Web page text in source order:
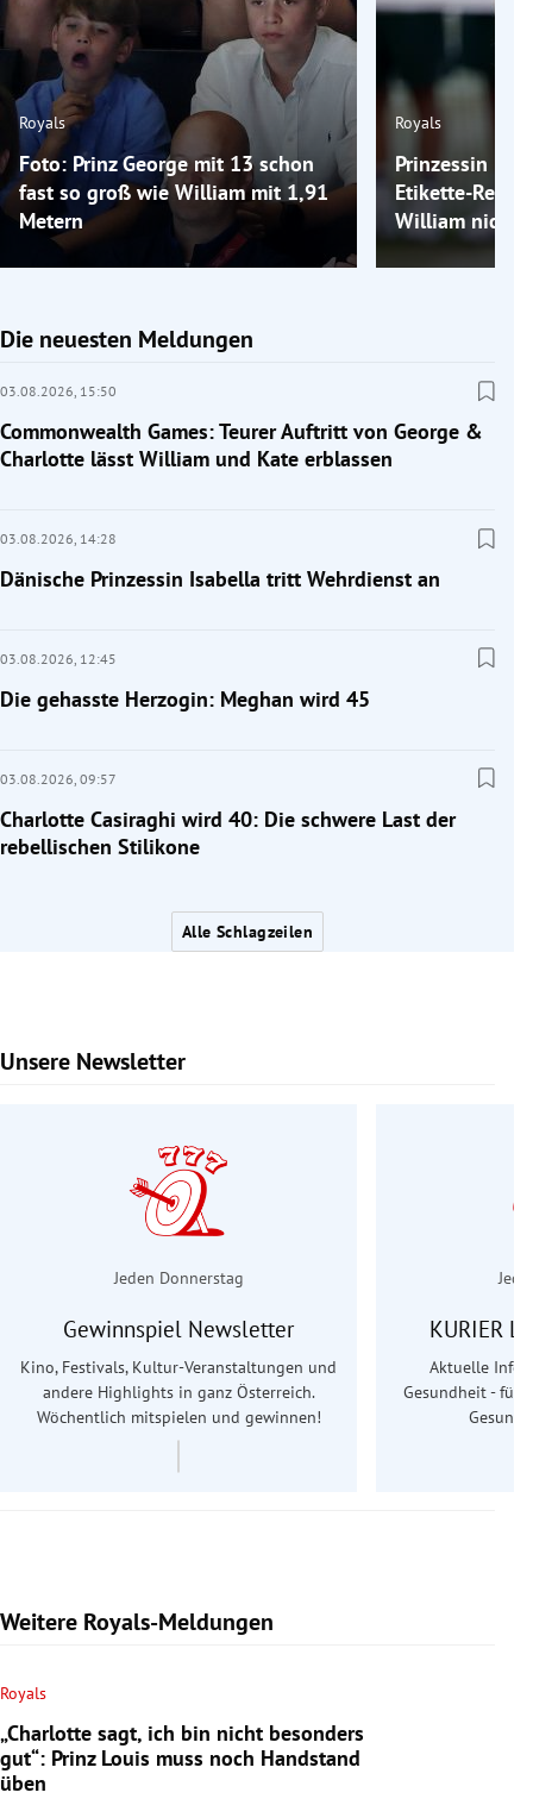
Royals
Foto: Prinz George mit 13 schon
fast so groß wie William mit 1,91
Metern
Royals
Prinzessin
Etikette-
William nicht
Die neuesten Meldungen
03.08.2026, 15:50
Commonwealth Games: Teurer Auftritt von George &
Charlotte lässt William und Kate erblassen
03.08.2026, 14:28
Dänische Prinzessin Isabella tritt Wehrdienst an
03.08.2026, 12:45
Die gehasste Herzogin: Meghan wird 45
03.08.2026, 09:57
Charlotte Casiraghi wird 40: Die schwere Last der
rebellischen Stilikone
Alle Schlagzeilen
Unsere Newsletter
Slide 1 von 6
Jeden Donnerstag
Gewinnspiel Newsletter
Kino, Festivals, Kultur-Veranstaltungen und
andere Highlights in ganz Österreich.
Wöchentlich mitspielen und gewinnen!
KURIER
Aktuelle
Gesundheit - für
Weitere Royals-Meldungen
Royals
„Charlotte sagt, ich bin nicht besonders
gut“: Prinz Louis muss noch Handstand
üben